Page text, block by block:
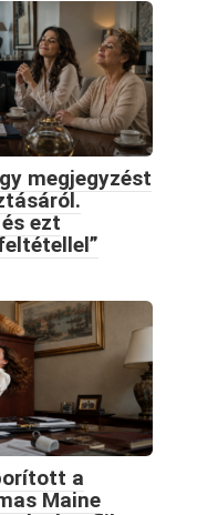
megjegyzést
ezt
a
Maine